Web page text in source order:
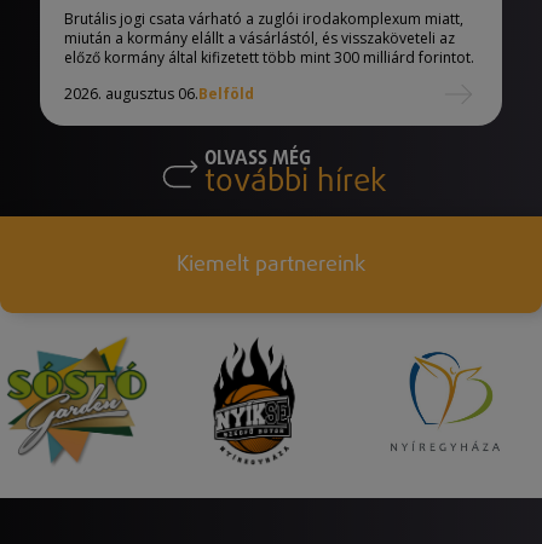
Brutális jogi csata várható a zuglói irodakomplexum miatt,
miután a kormány elállt a vásárlástól, és visszaköveteli az
előző kormány által kifizetett több mint 300 milliárd forintot.
2026. augusztus 06.Belföld
OLVASS MÉG
további hírek
Kiemelt partnereink